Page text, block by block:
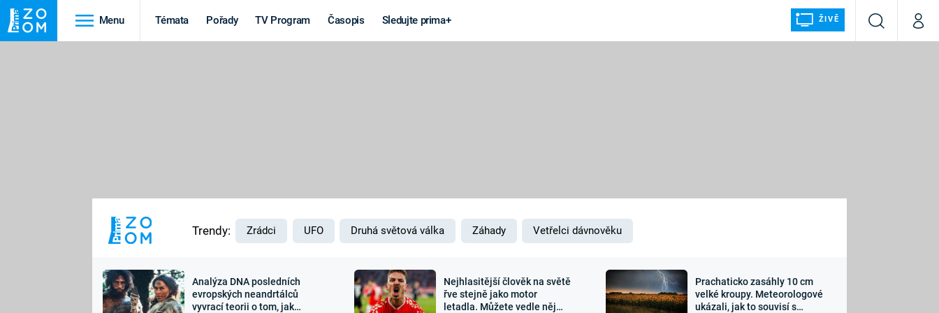
Menu Témata Pořady TV Program Časopis Sledujte prima+ ŽIVĚ
VyhledáváníMůj
MARS
Výročí
Záhady a
Zajímavosti Sledujte nás
Trendy: Zrádci UFO Druhá světová válka Záhady Vetřelci dávnověku
Analýza DNA posledních
evropských neandrtálců
vyvrací teorii o tom, jak
Nejhlasitější člověk na světě
řve stejně jako motor
letadla. Můžete vedle něj
Prachaticko zasáhly 10 cm
velké kroupy. Meteorologové
ukázali, jak to souvisí s